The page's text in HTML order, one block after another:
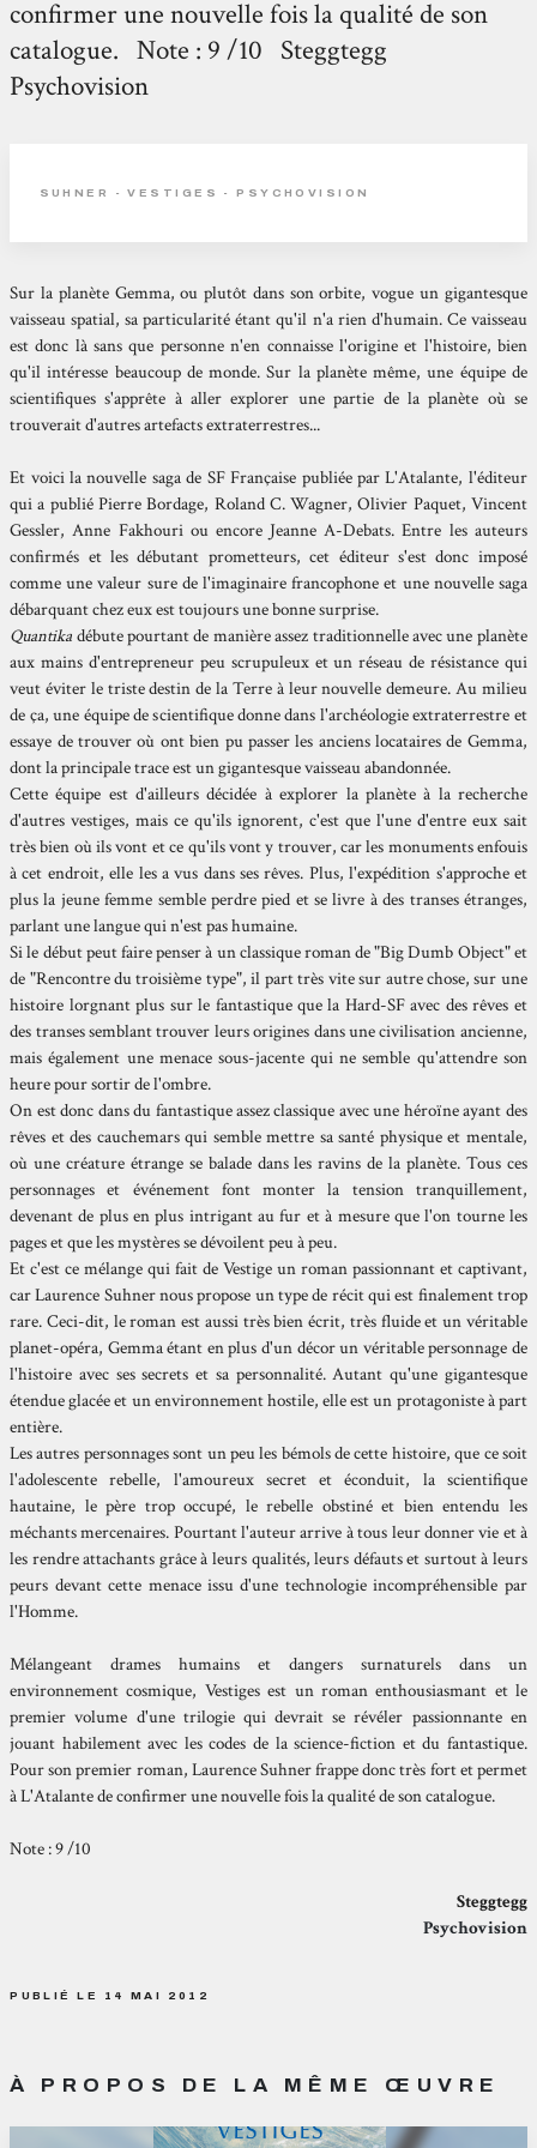
confirmer une nouvelle fois la qualité de son
catalogue. Note : 9 /10 Steggtegg
Psychovision
SUHNER - VESTIGES - PSYCHOVISION
Sur la planète Gemma, ou plutôt dans son orbite, vogue un gigantesque
vaisseau spatial, sa particularité étant qu'il n'a rien d'humain. Ce vaisseau
est donc là sans que personne n'en connaisse l'origine et l'histoire, bien
qu'il intéresse beaucoup de monde. Sur la planète même, une équipe de
scientifiques s'apprête à aller explorer une partie de la planète où se
trouverait d'autres artefacts extraterrestres...
Et voici la nouvelle saga de SF Française publiée par L'Atalante, l'éditeur
qui a publié Pierre Bordage, Roland C. Wagner, Olivier Paquet, Vincent
Gessler, Anne Fakhouri ou encore Jeanne A-Debats. Entre les auteurs
confirmés et les débutant prometteurs, cet éditeur s'est donc imposé
comme une valeur sure de l'imaginaire francophone et une nouvelle saga
débarquant chez eux est toujours une bonne surprise.
Quantika débute pourtant de manière assez traditionnelle avec une planète
aux mains d'entrepreneur peu scrupuleux et un réseau de résistance qui
veut éviter le triste destin de la Terre à leur nouvelle demeure. Au milieu
de ça, une équipe de scientifique donne dans l'archéologie extraterrestre et
essaye de trouver où ont bien pu passer les anciens locataires de Gemma,
dont la principale trace est un gigantesque vaisseau abandonnée.
Cette équipe est d'ailleurs décidée à explorer la planète à la recherche
d'autres vestiges, mais ce qu'ils ignorent, c'est que l'une d'entre eux sait
très bien où ils vont et ce qu'ils vont y trouver, car les monuments enfouis
à cet endroit, elle les a vus dans ses rêves. Plus, l'expédition s'approche et
plus la jeune femme semble perdre pied et se livre à des transes étranges,
parlant une langue qui n'est pas humaine.
Si le début peut faire penser à un classique roman de "Big Dumb Object" et
de "Rencontre du troisième type", il part très vite sur autre chose, sur une
histoire lorgnant plus sur le fantastique que la Hard-SF avec des rêves et
des transes semblant trouver leurs origines dans une civilisation ancienne,
mais également une menace sous-jacente qui ne semble qu'attendre son
heure pour sortir de l'ombre.
On est donc dans du fantastique assez classique avec une héroïne ayant des
rêves et des cauchemars qui semble mettre sa santé physique et mentale,
où une créature étrange se balade dans les ravins de la planète. Tous ces
personnages et événement font monter la tension tranquillement,
devenant de plus en plus intrigant au fur et à mesure que l'on tourne les
pages et que les mystères se dévoilent peu à peu.
Et c'est ce mélange qui fait de Vestige un roman passionnant et captivant,
car Laurence Suhner nous propose un type de récit qui est finalement trop
rare. Ceci-dit, le roman est aussi très bien écrit, très fluide et un véritable
planet-opéra, Gemma étant en plus d'un décor un véritable personnage de
l'histoire avec ses secrets et sa personnalité. Autant qu'une gigantesque
étendue glacée et un environnement hostile, elle est un protagoniste à part
entière.
Les autres personnages sont un peu les bémols de cette histoire, que ce soit
l'adolescente rebelle, l'amoureux secret et éconduit, la scientifique
hautaine, le père trop occupé, le rebelle obstiné et bien entendu les
méchants mercenaires. Pourtant l'auteur arrive à tous leur donner vie et à
les rendre attachants grâce à leurs qualités, leurs défauts et surtout à leurs
peurs devant cette menace issu d'une technologie incompréhensible par
l'Homme.
Mélangeant drames humains et dangers surnaturels dans un
environnement cosmique, Vestiges est un roman enthousiasmant et le
premier volume d'une trilogie qui devrait se révéler passionnante en
jouant habilement avec les codes de la science-fiction et du fantastique.
Pour son premier roman, Laurence Suhner frappe donc très fort et permet
à L'Atalante de confirmer une nouvelle fois la qualité de son catalogue.
Note : 9 /10
Steggtegg
Psychovision
PUBLIÉ LE 14 MAI 2012
À PROPOS DE LA MÊME ŒUVRE